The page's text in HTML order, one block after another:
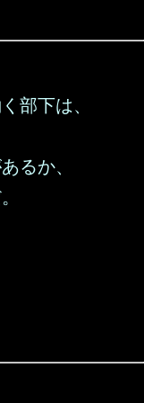
部下は、
るか、